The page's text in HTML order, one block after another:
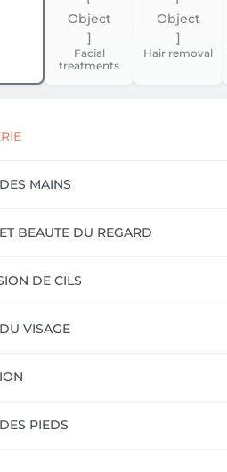
Facial
treatments
Hair removal
MAINS
BEAUTE DU REGARD
DE CILS
VISAGE
PIEDS